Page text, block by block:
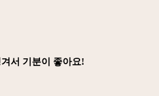
서 기분이 좋아요!